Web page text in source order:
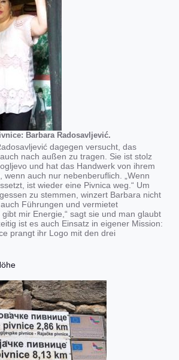
Barbara Radosavljević.
dagegen versucht, das
nach außen zu tragen. Sie ist stolz
und hat das Handwerk von ihrem
wenn auch nur nebenberuflich. „Wenn
ist wieder eine Pivnica weg.“ Um
zu stemmen, winzert Barbara nicht
Führungen und vermietet
gibt mir Energie,“ sagt sie und man glaubt
ist es auch Einsatz in eigener Mission:
prangt ihr Logo mit den drei